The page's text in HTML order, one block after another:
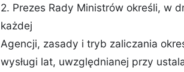
2. Prezes Rady Ministrów określi, w
każdej
Agencji, zasady i tryb zaliczania
wysługi lat, uwzględnianej przy